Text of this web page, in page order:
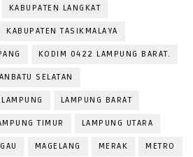
KABUPATEN LANGKAT
KABUPATEN TASIKMALAYA
KODIM 0422 LAMPUNG BARAT.
SELATAN
LAMPUNG LAMPUNG BARAT
TIMUR LAMPUNG UTARA
MAGELANG MERAK METRO